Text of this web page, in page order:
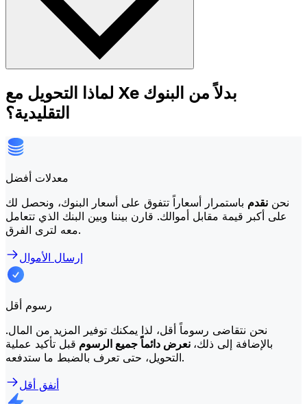
لماذا التحويل مع Xe بدلاً من البنوك
التقليدية؟
معدلات أفضل
نحن نقدم باستمرار أسعاراً تتفوق على أسعار البنوك، ونحصل لك
على أكبر قيمة مقابل أموالك. قارن بيننا وبين البنك الذي تتعامل
معه لترى الفرق.
إرسال الأموال
رسوم أقل
نحن نتقاضى رسوماً أقل، لذا يمكنك توفير المزيد من المال.
بالإضافة إلى ذلك، نعرض دائماً جميع الرسوم قبل تأكيد عملية
التحويل، حتى تعرف بالضبط ما ستدفعه.
أنفق أقل